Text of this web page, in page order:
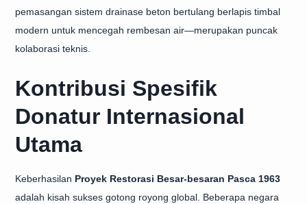
pemasangan sistem drainase beton bertulang berlapis timbal
modern untuk mencegah rembesan air—merupakan puncak
kolaborasi teknis.
Kontribusi Spesifik
Donatur Internasional
Utama
Keberhasilan Proyek Restorasi Besar-besaran Pasca 1963
adalah kisah sukses gotong royong global. Beberapa negara